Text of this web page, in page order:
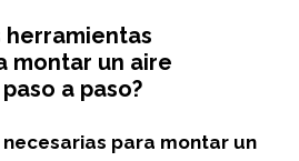
herramientas
montar un aire
a paso?
para montar un